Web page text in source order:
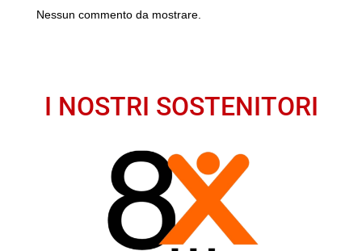
Nessun commento da mostrare.
I NOSTRI SOSTENITORI